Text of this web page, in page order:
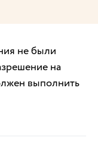
не были
на
выполнить